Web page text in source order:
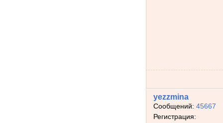
yezzmina
Сообщений:45667
Регистрация: